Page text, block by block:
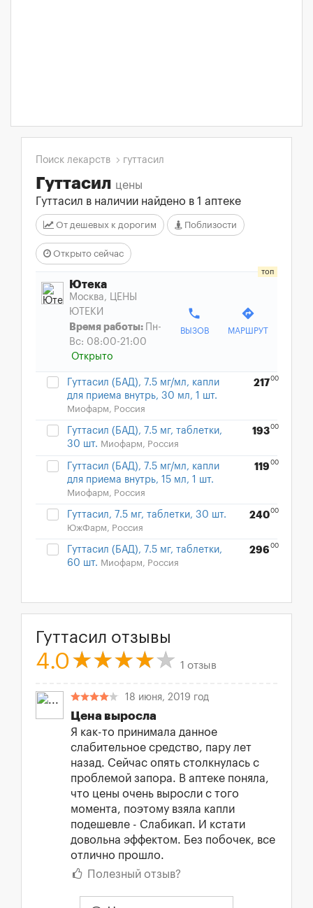
Поиск лекарств гуттасил
Гуттасил цены
Гуттасил в наличии найдено в 1 аптеке
От дешевых к дорогим Поблизости
Открыто сейчас
Ютека
Москва, ЦЕНЫ
ЮТЕКИ
Время работы:
Пн-
Вс: 08:00-21:00
Открыто
phone
ВЫЗОВ
directions
МАРШРУТ
Гуттасил (БАД), 7.5 мг/мл, капли
для приема внутрь, 30 мл, 1 шт.
Миофарм, Россия
21700
Гуттасил (БАД), 7.5 мг, таблетки,
30 шт. Миофарм, Россия
19300
Гуттасил (БАД), 7.5 мг/мл, капли
для приема внутрь, 15 мл, 1 шт.
Миофарм, Россия
119 00
Гуттасил, 7.5 мг, таблетки, 30 шт.
ЮжФарм, Россия
24000
Гуттасил (БАД), 7.5 мг, таблетки,
60 шт. Миофарм, Россия
296 00
Гуттасил отзывы
4.0 1 отзыв
18 июня, 2019 год
Цена выросла
Я как-то принимала данное
слабительное средство, пару лет
назад. Сейчас опять столкнулась с
проблемой запора. В аптеке поняла,
что цены очень выросли с того
момента, поэтому взяла капли
подешевле - Слабикап. И кстати
довольна эффектом. Без побочек, все
отлично прошло.
Полезный отзыв?